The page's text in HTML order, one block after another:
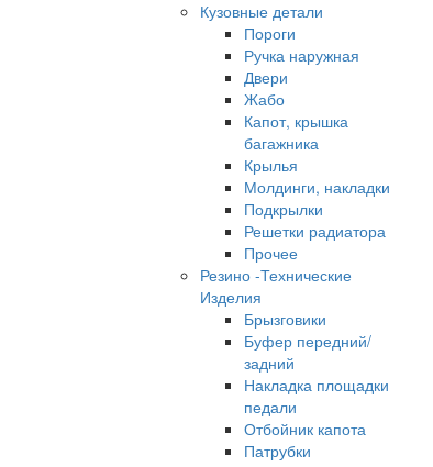
Кузовные детали
Пороги
Ручка наружная
Двери
Жабо
Капот, крышка
багажника
Крылья
Молдинги, накладки
Подкрылки
Решетки радиатора
Прочее
Резино -Технические
Изделия
Брызговики
Буфер передний/
задний
Накладка площадки
педали
Отбойник капота
Патрубки